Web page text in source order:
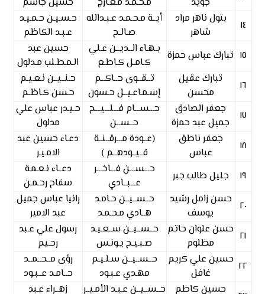
١٤
بتول ناهر مراد
شاهر
أيــة مـحـمـد عـبـدالله
صـالـح
حـسـيـن حـمـيـد
عـبـد الكاظم
١٥ تبارك عباس حمزة بـهـاء الــديــن عـلي
كـامـل كـاطـع
حسين عبد
الـمـطـلب مـدلول
١٦
تبارك عقيل
محسن
تــقــوى حــاكــم
إسـمـاعـيــل حـسون
حـنــيــن نـعـيـم
حـسن كـاظـم
١٧
جعفر الصادق
جميل عبد حمزة
حـــســـام فـــلـــيـــح
حــســن
حـيـدر عباس علي
مدلول
١٨
جعفر ناطق
عباس
(عــودة مـــرقــنــة
قــيــودهــم )
دعـاء حسين عبد
الامـيـر
١٩
جليل طالب جبر
حـــســـن فـــاخـــر
عـــبــادي
دعــاء نـعـمـة
سفاح رحـمـن
٢٠ حسن زامل رشيد
يوسف
حــســيــن حـامـد
هــادي مـحـمـد
رانيا عباس جميل
عبد الامير
٢١ حسن علوان حاتم
مظلوم
حــســيــن ســعـيـد
صـبـيـح يـونـس
رسول علي عـبد
رحـيم
٢٢ حسين علي كريم
غافل
حــســيــن سـلـيـم
مهـدي عـبـود
رؤى مــحــمــد
حــامـد عــبـود
حسين كاظم
حــســيــن عـبـد الأمـيــر
زهــراء عـبد